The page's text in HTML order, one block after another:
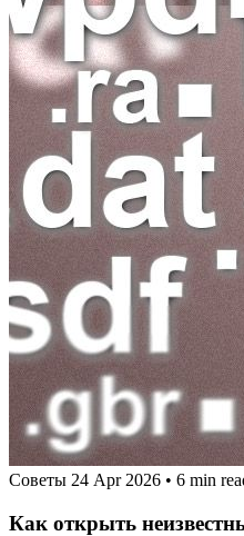
Советы 24 Apr 2026 • 6 min
Как открыть